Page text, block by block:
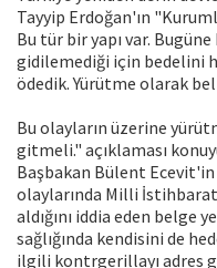
Tayyip Erdoğan'ın
Bu tür bir yapı var.
gidilemediği için bedelini
ödedik. Yürütme olarak
Bu olayların üzerine
gitmeli." açıklaması
Başbakan Bülent Ecevit'in
olaylarında Milli
aldığını iddia eden belge
sağlığında kendisini de
ilgili kontrgerillayı adres